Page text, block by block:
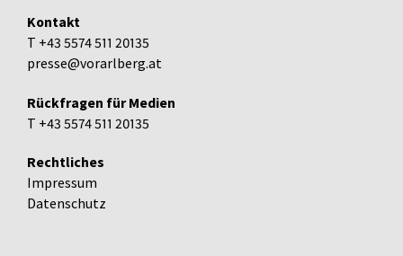
Kontakt
T +43 5574 511 20135
presse@vorarlberg.at
Rückfragen für Medien
T +43 5574 511 20135
Rechtliches
Impressum
Datenschutz